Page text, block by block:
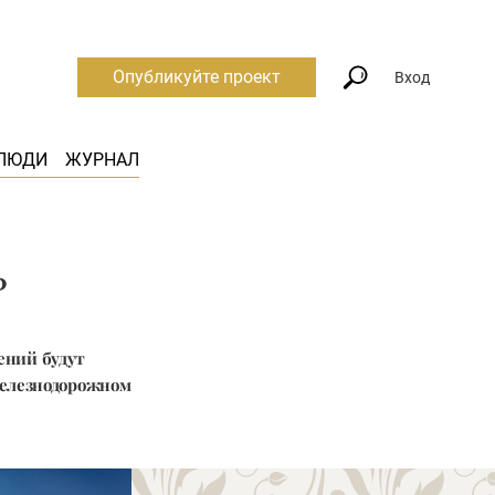
ЖУРНАЛ
Опубликуйте проект Вход
будут